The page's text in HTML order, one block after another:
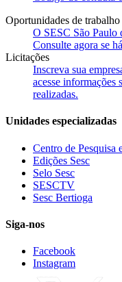
Oportunidades de trabalho
O SESC São Paulo
Consulte agora se
Licitações
Inscreva sua
acesse informações
realizadas.
Unidades especializadas
Centro de Pesquisa
Edições Sesc
Selo Sesc
SESCTV
Sesc Bertioga
Siga-nos
Facebook
Instagram